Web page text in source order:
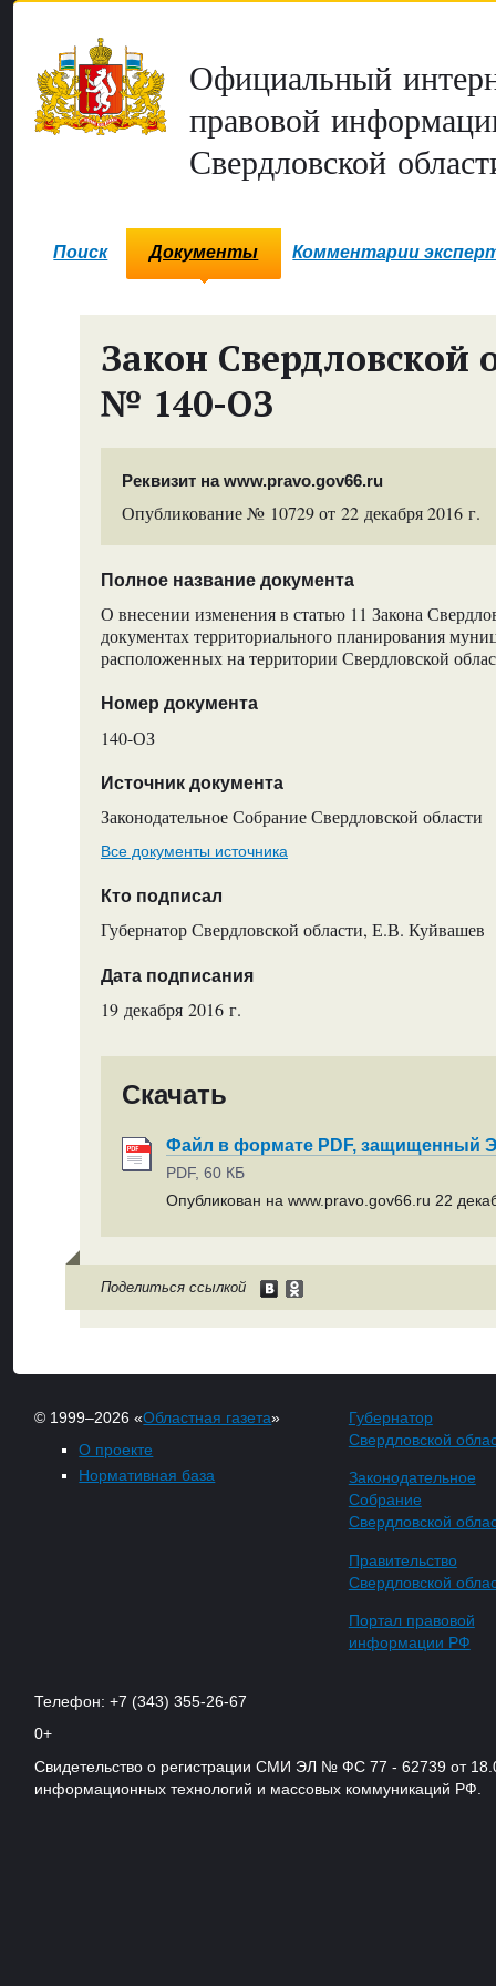
Официальный
правовой
Свердловской
Поиск Документы Комментарии
Закон Свердловской
№ 140-ОЗ
Реквизит на www.pravo.gov66.ru
Опубликование № 10729 от 22 декабря 2016 г.
Полное название документа
О внесении изменения в статью 11 Закона
документах территориального планирования
расположенных на территории Свердловской
Номер документа
140-ОЗ
Источник документа
Законодательное Собрание Свердловской области
Все документы источника
Кто подписал
Губернатор Свердловской области, Е.В. Куйвашев
Дата подписания
19 декабря 2016 г.
Скачать
Файл в формате PDF, защищенный
PDF, 60 КБ
Опубликован на www.pravo.gov66.ru 22
Поделиться ссылкой
© 1999–2026 «Областная газета»
О проекте
Нормативная база
Губернатор
Свердловской
Законодательное
Собрание
Свердловской
Правительство
Свердловской
Портал правовой
информации РФ
Телефон: +7 (343) 355-26-67
0+
Свидетельство о регистрации СМИ ЭЛ № ФС 77 - 62739 от
информационных технологий и массовых коммуникаций РФ.